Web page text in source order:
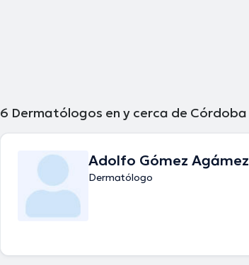
6 Dermatólogos en y cerca de Córdoba
Adolfo Gómez Agámez
Dermatólogo